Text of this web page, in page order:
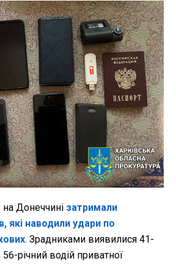
Донеччині затримали
які наводили удари по
. Зрадниками виявилися 41-
річний водій приватної